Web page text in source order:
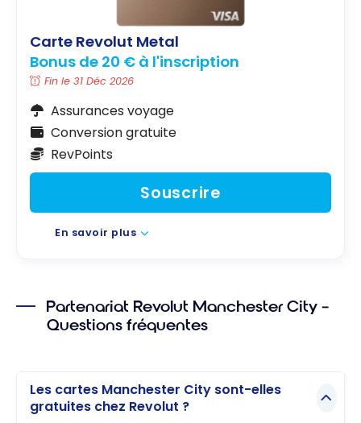
Carte Revolut Metal
Bonus de 20 € à l'inscription
Fin le 31 Déc 2026
Assurances voyage
Conversion gratuite
RevPoints
Souscrire
En savoir plus
Partenariat Revolut Manchester City –
Questions fréquentes
Les cartes Manchester City sont-elles
gratuites chez Revolut ?